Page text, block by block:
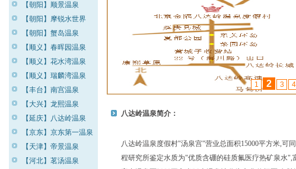
【朝阳】顺景温泉
【朝阳】摩锐水世界
【朝阳】蟹岛温泉
【顺义】春晖园温泉
【顺义】花水湾温泉
【顺义】瑞麟湾温泉
【丰台】南宫温泉
【大兴】龙熙温泉
【延庆】八达岭温泉
【京东】京东第一温泉
【天津】帝景温泉
【河北】茗汤温泉
1 2 3 4
八达岭温泉简介：
八达岭温泉度假村"汤泉宫"营业总面积15000平方米,可
程研究所鉴定水质为"优质含硼的硅质氟医疗热矿泉水",